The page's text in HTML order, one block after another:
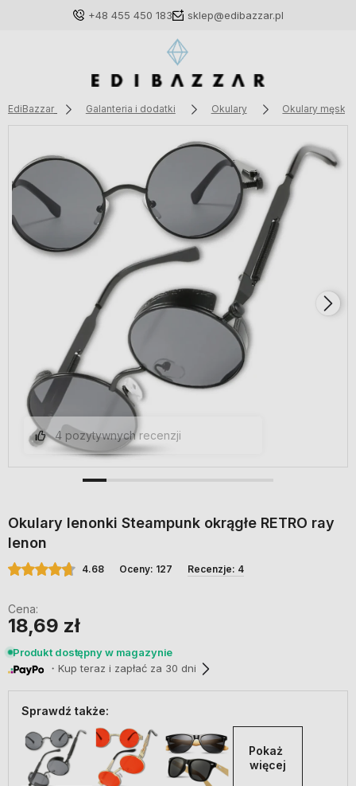
+48 455 450 183 sklep@edibazzar.pl
Zaloguj się
Załóż konto
Wybierz coś dla siebie z naszej aktualnej oferty lub
zaloguj się, aby przywrócić dodane produkty do listy
z poprzedniej sesji.
EdiBazzar Galanteria i dodatki Okulary Okulary męskie
4 pozytywnych recenzji
Okulary lenonki Steampunk okrągłe RETRO ray
lenon
4.68 Oceny: 127 Recenzje: 4
Cena:
18,69 zł
Produkt dostępny w magazynie
・Kup teraz i zapłać za 30 dni
Sprawdź także:
Pokaż
więcej